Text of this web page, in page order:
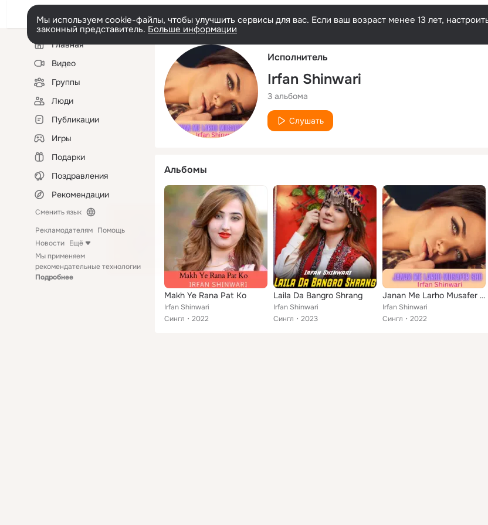
Мы используем cookie-файлы, чтобы улучшить сервисы для вас. Если ваш возраст менее 13 лет,
законный представитель. Больше информации
Левая
колонкаГлавная
Видео
Группы
Люди
Публикации
Игры
Подарки
Поздравления
Рекомендации
Сменить язык
Рекламодателям Помощь
Новости Ещё
Мы применяем
рекомендательные технологии
Подробнее
Исполнитель
Irfan Shinwari
3 альбома
Слушать
Альбомы
Makh Ye Rana Pat Ko
Irfan Shinwari
Сингл
2022
Laila Da Bangro Shrang
Irfan Shinwari
Сингл
2023
Janan Me Larho Musafer Sho
Irfan Shinwari
Сингл
2022